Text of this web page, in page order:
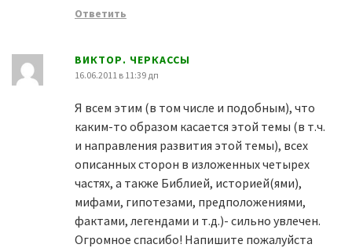
Ответить
ВИКТОР. ЧЕРКАССЫ
16.06.2011 в 11:39 дп
Я всем этим (в том числе и подобным), что
каким-то образом касается этой темы (в т.ч.
и направления развития этой темы), всех
описанных сторон в изложенных четырех
частях, а также Библией, историей(ями),
мифами, гипотезами, предположениями,
фактами, легендами и т.д.)- сильно увлечен.
Огромное спасибо! Напишите пожалуйста